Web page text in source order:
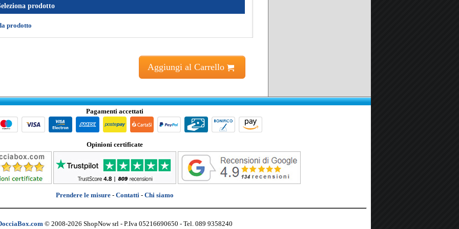
prodotto
prodotto
Aggiungi al Carrello
Pagamenti accettati
Opinioni certificate
Prendere le misure - Contatti - Chi siamo
© 2008-2026 ShopNow srl - P.Iva 05216690650 - Tel. 089 9358240